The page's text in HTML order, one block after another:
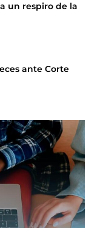
un respiro de la
ante Corte